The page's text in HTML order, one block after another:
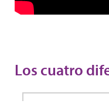
Los cuatro